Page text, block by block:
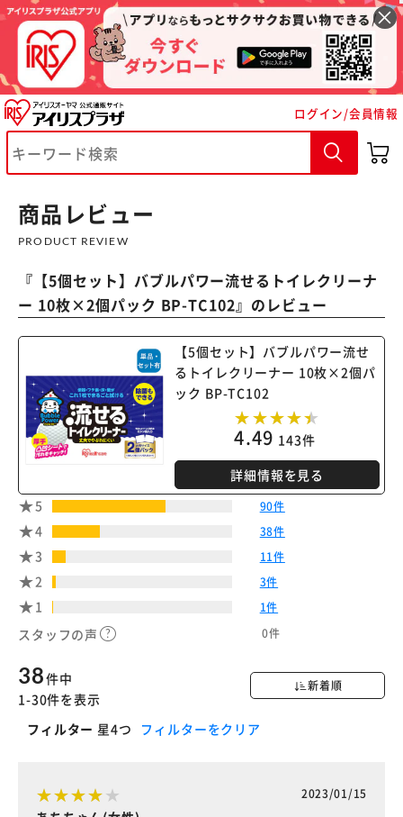
ログイン/会員情報
商品レビュー
PRODUCT REVIEW
『 【5個セット】バブルパワー流せるトイレクリーナ
ー 10枚×2個パック BP-TC102』のレビュー
【5個セット】バブルパワー流せ
るトイレクリーナー 10枚×2個パ
ック BP-TC102
4.49 143件
詳細情報を見る
5
90件
4 38件
3 11件
2 3件
1 1件
スタッフの声 0件
新着順
38件中
1-30件を表示
フィルター 星4つ フィルターをクリア
2023/01/15
※ご確認ください
カートに入れる 購入手続きへ